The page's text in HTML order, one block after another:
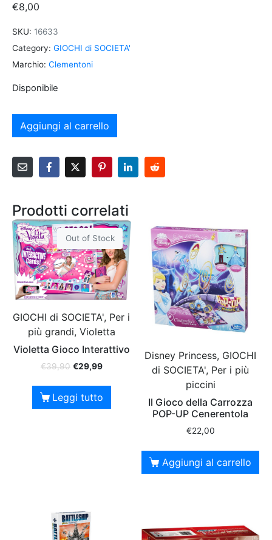
€8,00
SKU: 16633
Category: GIOCHI di SOCIETA'
Marchio: Clementoni
Disponibile
Aggiungi al carrello
Prodotti correlati
Out of Stock
GIOCHI di SOCIETA', Per i
più grandi, Violetta
Violetta Gioco Interattivo
€39,90 €29,99
Leggi tutto
Disney Princess, GIOCHI
di SOCIETA', Per i più
piccini
Il Gioco della Carrozza
POP-UP Cenerentola
€22,00
Aggiungi al carrello